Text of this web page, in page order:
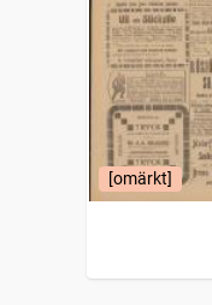
[omärkt]